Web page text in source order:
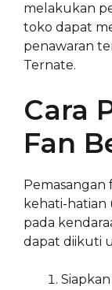
melakukan
toko dapat
penawaran
Ternate.
Cara
Fan
kehati-hatian
pada
dapat diikuti